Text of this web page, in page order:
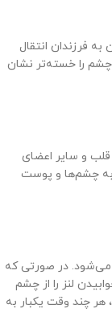
فرزندان انتقال
چشم را خسته‌‌تر نشان
و سایر اعضای
به چشم‌ها و پوست
در صورتی که
لنز را از چشم
هر چند وقت یکبار به